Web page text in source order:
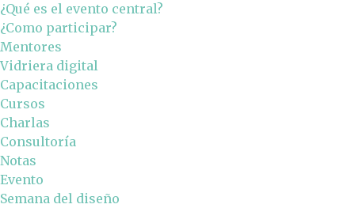
¿Qué es el evento central?
¿Como participar?
Mentores
Vidriera digital
Capacitaciones
Cursos
Charlas
Consultoría
Notas
Evento
Semana del diseño